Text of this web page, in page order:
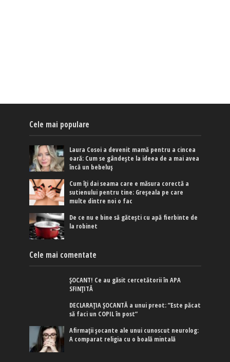
Cele mai populare
Laura Cosoi a devenit mamă pentru a cincea
oară: Cum se gândește la ideea de a mai avea
încă un bebeluș
Cum îți dai seama care e măsura corectă a
sutienului pentru tine: Greșeala pe care
multe dintre noi o fac
De ce nu e bine să gătești cu apă fierbinte de
la robinet
Cele mai comentate
ȘOCANT! Ce au găsit cercetătorii în APA
SFINȚITĂ
DECLARAȚIA ȘOCANTĂ a unui preot: ”Este păcat
să faci un COPIL în post”
Afirmaţii şocante ale unui cunoscut neurolog:
A comparat religia cu o boală mintală